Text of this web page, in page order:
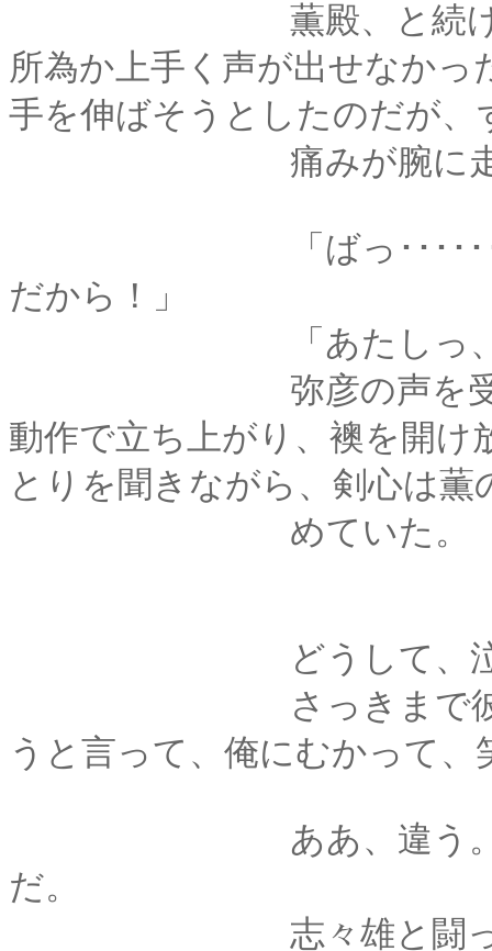
薫殿、と続けたかっ
所為か上手く声が出せなか
手を伸ばそうとしたのだが、
痛みが腕に走って、
「ばっ･･････いきな
だから！」
「あたしっ、恵さ
弥彦の声を受けて、
動作で立ち上がり、襖を開
とりを聞きながら、剣心は薫
めていた。
どうして、泣いて
さっきまで彼女は笑
うと言って、俺にむかって
ああ、違う。あれは
だ。
志々雄と闘って、も